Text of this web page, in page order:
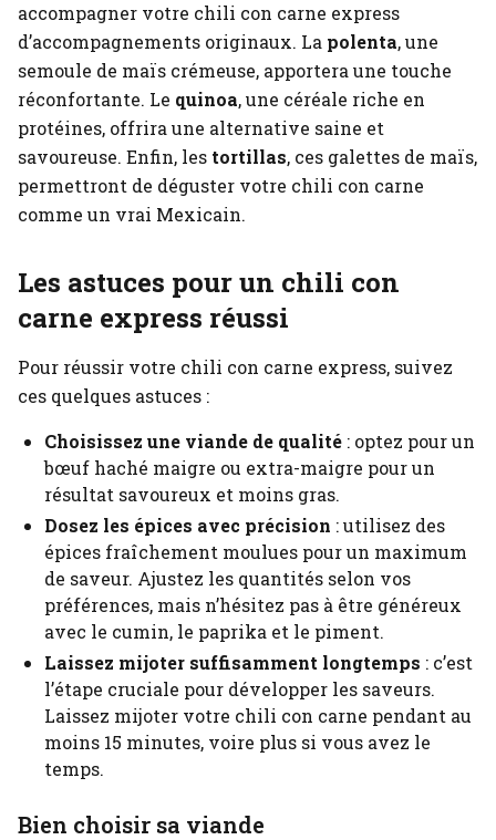
accompagner votre chili con carne express
d’accompagnements originaux. La polenta, une
semoule de maïs crémeuse, apportera une touche
réconfortante. Le quinoa, une céréale riche en
protéines, offrira une alternative saine et
savoureuse. Enfin, les tortillas, ces galettes de maïs,
permettront de déguster votre chili con carne
comme un vrai Mexicain.
Les astuces pour un chili con
carne express réussi
Pour réussir votre chili con carne express, suivez
ces quelques astuces :
Choisissez une viande de qualité : optez pour un
bœuf haché maigre ou extra-maigre pour un
résultat savoureux et moins gras.
Dosez les épices avec précision : utilisez des
épices fraîchement moulues pour un maximum
de saveur. Ajustez les quantités selon vos
préférences, mais n’hésitez pas à être généreux
avec le cumin, le paprika et le piment.
Laissez mijoter suffisamment longtemps : c’est
l’étape cruciale pour développer les saveurs.
Laissez mijoter votre chili con carne pendant au
moins 15 minutes, voire plus si vous avez le
temps.
Bien choisir sa viande